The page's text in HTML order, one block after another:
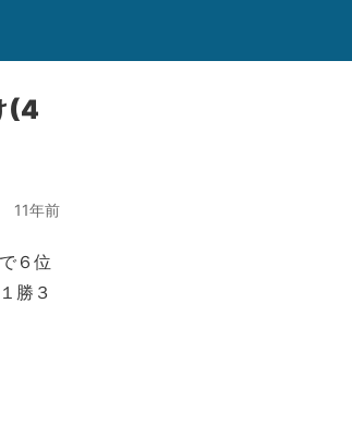
(4
11年前
６位
勝３